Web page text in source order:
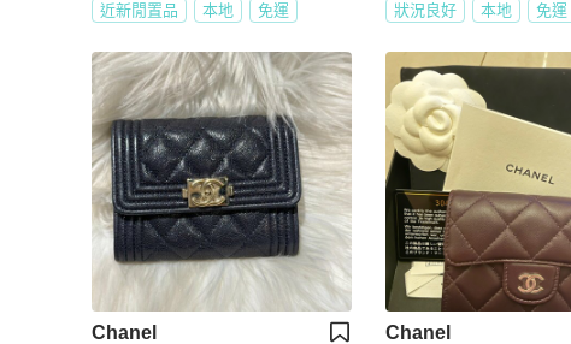
近新閒置品 本地 免運 狀況良好 本地 免運
Chanel Chanel